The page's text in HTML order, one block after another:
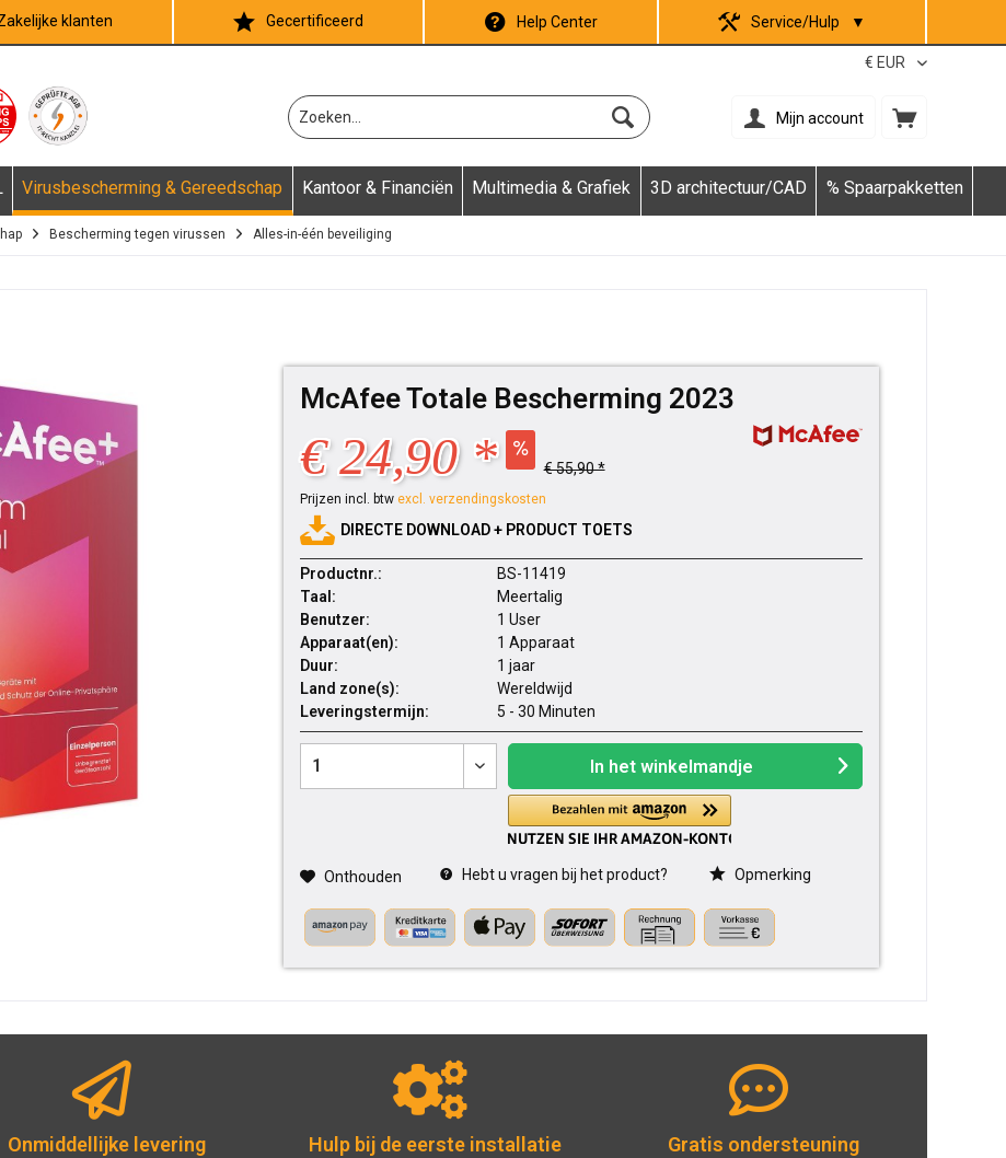
klanten Gecertificeerd Help Center Service/Hulp ▼
Mijn account
Virusbescherming & Gereedschap Kantoor & Financiën Multimedia & Grafiek 3D architectuur/CAD % Spaarpakketten
Bescherming tegen virussen Alles-in-één beveiliging
McAfee Totale Bescherming 2023
€ 24,90 * € 55,90 *
Prijzen incl. btw excl. verzendingskosten
DIRECTE DOWNLOAD + PRODUCT TOETS
Productnr.:
BS-11419
Taal:
Meertalig
Benutzer:
1 User
Apparaat(en):
1 Apparaat
Duur:
1 jaar
Land zone(s):
Wereldwijd
Leveringstermijn:
5 - 30 Minuten
In het winkelmandje
Onthouden Hebt u vragen bij het product? Opmerking
Onmiddellijke levering Hulp bij de eerste installatie Gratis ondersteuning